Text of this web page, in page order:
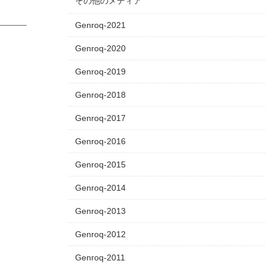
Genroq-2021
Genroq-2020
Genroq-2019
Genroq-2018
Genroq-2017
Genroq-2016
Genroq-2015
Genroq-2014
Genroq-2013
Genroq-2012
Genroq-2011